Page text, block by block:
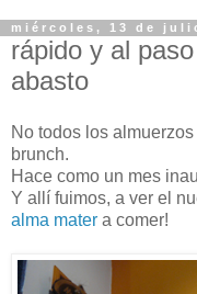
miércoles, 13 de
rápido y al
abasto
No todos los
brunch.
Hace como un mes
Y allí fuimos, a ver el
alma mater a comer!